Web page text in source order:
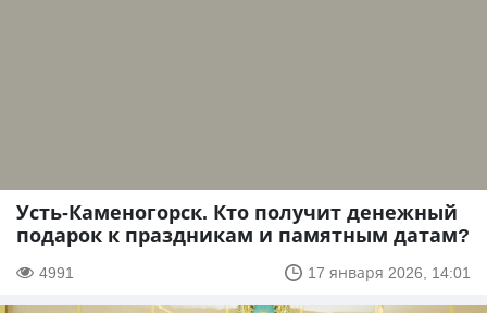
Усть-Каменогорск. Кто получит денежный
подарок к праздникам и памятным датам?
4991 17 января 2026, 14:01